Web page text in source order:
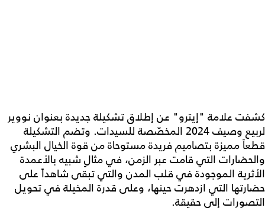
كشفت علامة "إيترو" عن إطلاق تشكيلة جديدة بعنوان نووير
لربيع وصيف 2024 المخصّصة للسيدات. وتضم التشكيلة
قطعاً مميزة بتصاميم فريدة مستوحاة من قوة الخيال البشري
والحضارات التي قامت عبر الزمن، في مثالٍ شبيه بالأعمدة
الأثرية الموجودة في قلب المدن والتي تبقى شاهداً على
حضارتها التي ازدهرت حينها، وعلى قدرة المخيلة في تحويل
التصورات إلى حقيقة.